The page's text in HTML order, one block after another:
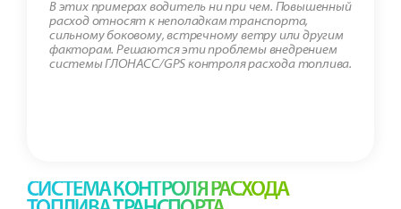
В этих примерах водитель ни при чем. Повышенный
расход относят к неполадкам транспорта,
сильному боковому, встречному ветру или другим
факторам. Решаются эти проблемы внедрением
системы ГЛОНАСС/GPS контроля расхода топлива.
СИСТЕМА КОНТРОЛЯ РАСХОДА